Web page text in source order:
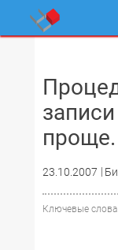
проще.
23.10.2007
Ключевые слова